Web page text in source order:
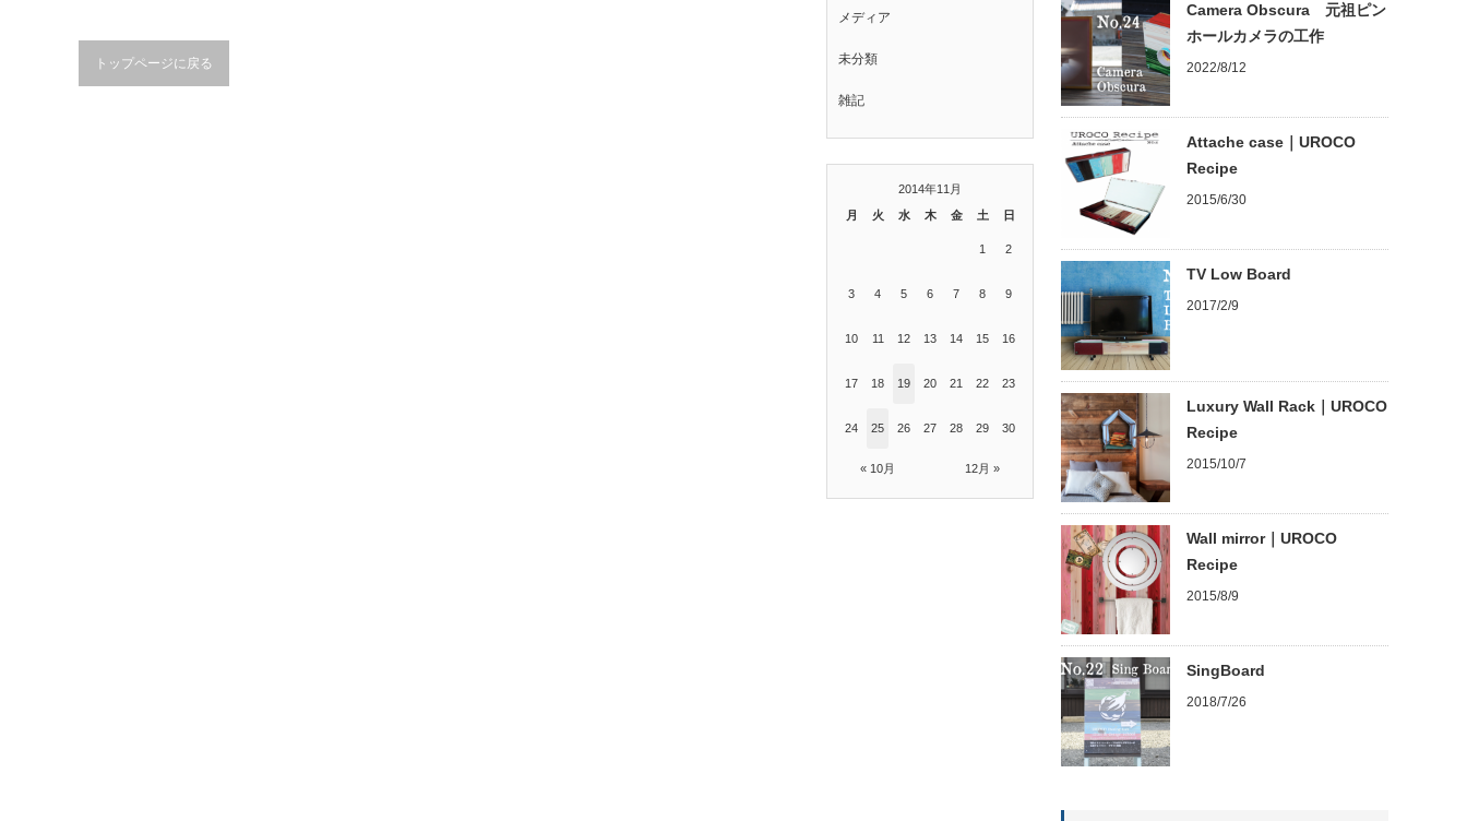
トップページに戻る
メディア
未分類
雑記
2014年11月
月
火 水 木 金 土 日
« 10月 12月 »
1 2
3 4 5 6 7 8 9
10 11 12 13 14 15 16
17 18 19 20 21 22 23
24 25 26 27 28 29 30
Camera Obscura 元祖ピン
ホールカメラの工作
2022/8/12
Attache case｜UROCO
Recipe
2015/6/30
TV Low Board
2017/2/9
Luxury Wall Rack｜UROCO
Recipe
2015/10/7
Wall mirror｜UROCO
Recipe
2015/8/9
SingBoard
2018/7/26